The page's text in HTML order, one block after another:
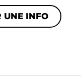
UNE INFO